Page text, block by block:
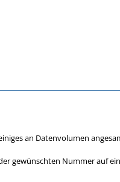
an Datenvolumen
gewünschten Nummer auf